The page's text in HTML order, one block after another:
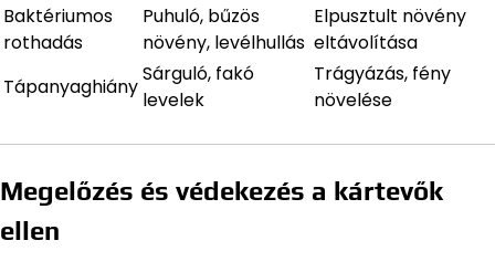
Baktériumos
rothadás
Puhuló, bűzös
növény, levélhullás
Elpusztult növény
eltávolítása
Tápanyaghiány
Sárguló, fakó
levelek
Trágyázás, fény
növelése
Megelőzés és védekezés a kártevők
ellen